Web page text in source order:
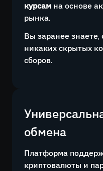
курсам на основе
рынка.
Вы заранее знаете,
никаких скрытых
сборов.
обмена
Платформа
криптовалюты и